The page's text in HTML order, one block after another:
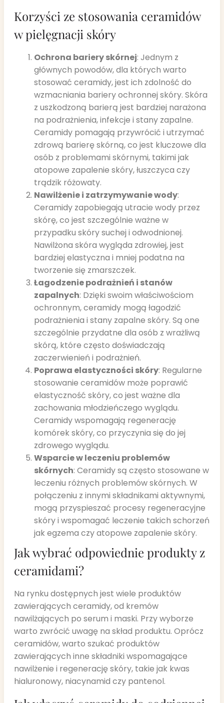
Korzyści ze stosowania ceramidów
w pielęgnacji skóry
Ochrona bariery skórnej: Jednym z
głównych powodów, dla których warto
stosować ceramidy, jest ich zdolność do
wzmacniania bariery ochronnej skóry. Skóra
z uszkodzoną barierą jest bardziej narażona
na podrażnienia, infekcje i stany zapalne.
Ceramidy pomagają przywrócić i utrzymać
zdrową barierę skórną, co jest kluczowe dla
osób z problemami skórnymi, takimi jak
atopowe zapalenie skóry, łuszczyca czy
trądzik różowaty.
Nawilżenie i zatrzymywanie wody:
Ceramidy zapobiegają utracie wody przez
skórę, co jest szczególnie ważne w
przypadku skóry suchej i odwodnionej.
Nawilżona skóra wygląda zdrowiej, jest
bardziej elastyczna i mniej podatna na
tworzenie się zmarszczek.
Łagodzenie podrażnień i stanów
zapalnych: Dzięki swoim właściwościom
ochronnym, ceramidy mogą łagodzić
podrażnienia i stany zapalne skóry. Są one
szczególnie przydatne dla osób z wrażliwą
skórą, które często doświadczają
zaczerwienień i podrażnień.
Poprawa elastyczności skóry: Regularne
stosowanie ceramidów może poprawić
elastyczność skóry, co jest ważne dla
zachowania młodzieńczego wyglądu.
Ceramidy wspomagają regenerację
komórek skóry, co przyczynia się do jej
zdrowego wyglądu.
Wsparcie w leczeniu problemów
skórnych: Ceramidy są często stosowane w
leczeniu różnych problemów skórnych. W
połączeniu z innymi składnikami aktywnymi,
mogą przyspieszać procesy regeneracyjne
skóry i wspomagać leczenie takich schorzeń
jak egzema czy atopowe zapalenie skóry.
Jak wybrać odpowiednie produkty z
ceramidami?
Na rynku dostępnych jest wiele produktów
zawierających ceramidy, od kremów
nawilżających po serum i maski. Przy wyborze
warto zwrócić uwagę na skład produktu. Oprócz
ceramidów, warto szukać produktów
zawierających inne składniki wspomagające
nawilżenie i regenerację skóry, takie jak kwas
hialuronowy, niacynamid czy pantenol.